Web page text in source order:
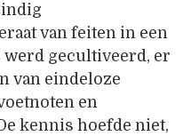
van feiten in een
werd gecultiveerd, er
van eindeloze
en
kennis hoefde niet,